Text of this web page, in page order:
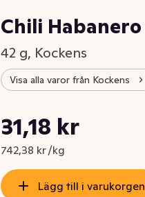
Chili Habanero
42 g, Kockens
Visa alla varor från Kockens
Nuvarande pris är: 31,18 kr
31,18 kr
742,38 kr /kg
Styckpris: 742,38 kr /kg
Lägg till i varukorgen